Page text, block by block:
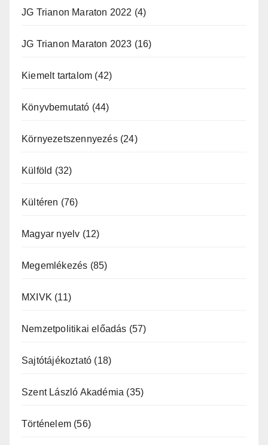
JG Trianon Maraton 2022 (4)
JG Trianon Maraton 2023 (16)
Kiemelt tartalom (42)
Könyvbemutató (44)
Környezetszennyezés(24)
Külföld (32)
Kültéren (76)
Magyar nyelv (12)
Megemlékezés (85)
MXIVK (11)
Nemzetpolitikai előadás (57)
Sajtótájékoztató (18)
Szent László Akadémia (35)
Történelem (56)